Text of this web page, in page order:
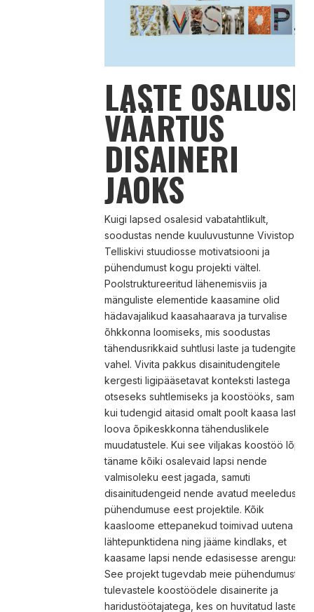
LASTE OSALUSE
VÄÄRTUS
DISAINERI
JAOKS
Kuigi lapsed osalesid vabatahtlikult,
soodustas nende kuuluvustunne Vivistop
Telliskivi stuudiosse motivatsiooni ja
pühendumust kogu projekti vältel.
Poolstruktureeritud lähenemisviis ja
mänguliste elementide kaasamine olid
hädavajalikud kaasahaarava ja turvalise
õhkkonna loomiseks, mis soodustas
tähendusrikkaid suhtlusi laste ja tudengite
vahel. Vivita pakkus disainitudengitele
kergesti ligipääsetavat konteksti lastega
otseseks suhtlemiseks ja koostööks, samas
kui tudengid aitasid omalt poolt kaasa laste
loova õpikeskkonna tähenduslikele
muudatustele. Kui see viljakas koostöö
täname kõiki osalevaid lapsi nende
valmisoleku eest jagada, samuti
disainitudengeid nende avatud meeleduse ja
pühendumuse eest projektile. Kõik
kaasloome ettepanekud toimivad uutena
lähtepunktidena ning jääme kindlaks, et
kaasame lapsi nende edasisesse arengusse.
See projekt tugevdab meie pühendumust
tulevastele koostöödele disainerite ja
haridustöötajatega, kes on huvitatud lastega